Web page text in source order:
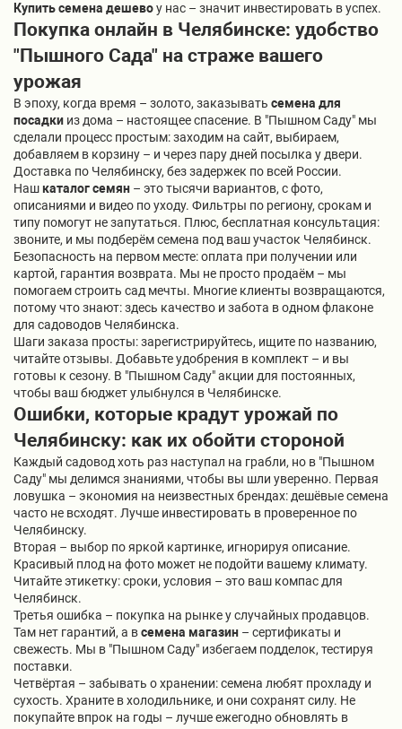
Купить семена дешевоу нас – значит инвестировать в успех.
Покупка онлайн в Челябинске: удобство
"Пышного Сада" на страже вашего
урожая
В эпоху, когда время – золото, заказывать семена для
посадки из дома – настоящее спасение. В "Пышном Саду" мы
сделали процесс простым: заходим на сайт, выбираем,
добавляем в корзину – и через пару дней посылка у двери.
Доставка по Челябинску, без задержек по всей России.
Наш каталог семян – это тысячи вариантов, с фото,
описаниями и видео по уходу. Фильтры по региону, срокам и
типу помогут не запутаться. Плюс, бесплатная консультация:
звоните, и мы подберём семена под ваш участок Челябинск.
Безопасность на первом месте: оплата при получении или
картой, гарантия возврата. Мы не просто продаём – мы
помогаем строить сад мечты. Многие клиенты возвращаются,
потому что знают: здесь качество и забота в одном флаконе
для садоводов Челябинска.
Шаги заказа просты: зарегистрируйтесь, ищите по названию,
читайте отзывы. Добавьте удобрения в комплект – и вы
готовы к сезону. В "Пышном Саду" акции для постоянных,
чтобы ваш бюджет улыбнулся в Челябинске.
Ошибки, которые крадут урожай по
Челябинску: как их обойти стороной
Каждый садовод хоть раз наступал на грабли, но в "Пышном
Саду" мы делимся знаниями, чтобы вы шли уверенно. Первая
ловушка – экономия на неизвестных брендах: дешёвые семена
часто не всходят. Лучше инвестировать в проверенное по
Челябинску.
Вторая – выбор по яркой картинке, игнорируя описание.
Красивый плод на фото может не подойти вашему климату.
Читайте этикетку: сроки, условия – это ваш компас для
Челябинск.
Третья ошибка – покупка на рынке у случайных продавцов.
Там нет гарантий, а всемена магазин – сертификаты и
свежесть. Мы в "Пышном Саду" избегаем подделок, тестируя
поставки.
Четвёртая – забывать о хранении: семена любят прохладу и
сухость. Храните в холодильнике, и они сохранят силу. Не
покупайте впрок на годы – лучше ежегодно обновлять в